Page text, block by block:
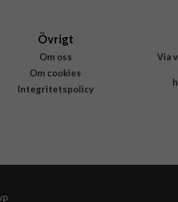
Övrigt
Om oss
Om cookies
Integritetspolicy
Via